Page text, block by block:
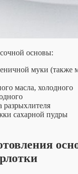
основы:
муки (также
масла, холодного
разрыхлителя
сахарной пудры